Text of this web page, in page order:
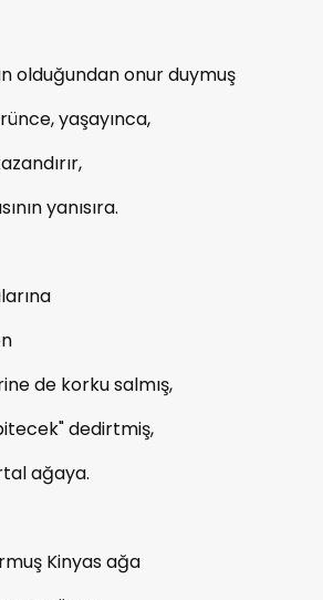
olduğundan onur duymuş
yaşayınca,
yanısıra.
de korku salmış,
dedirtmiş,
ağaya.
Kinyas ağa